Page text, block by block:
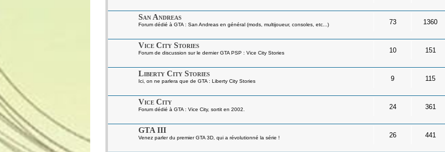
San Andreas
Forum dédié à GTA : San Andreas en général (mods, multijoueur, consoles, etc...) 73 1360
Vice City Stories
Forum de discussion sur le dernier GTA PSP : Vice City Stories 10 151
Liberty City Stories
Ici, on ne parlera que de GTA : Liberty City Stories 9 115
Vice City
Forum dédié à GTA : Vice City, sortit en 2002. 24 361
GTA III
Venez parler du premier GTA 3D, qui a révolutionné la série ! 26 441